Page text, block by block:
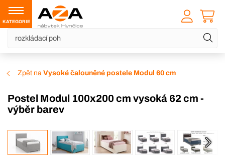
KATEGORIE
Zpět na Vysoké čalouněné postele Modul 60 cm
Postel Modul 100x200 cm vysoká 62 cm -
výběr barev
VÝROBA